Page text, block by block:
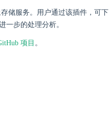
存储服务。用户通过该插件，可下
一步的处理分析。
项目 。